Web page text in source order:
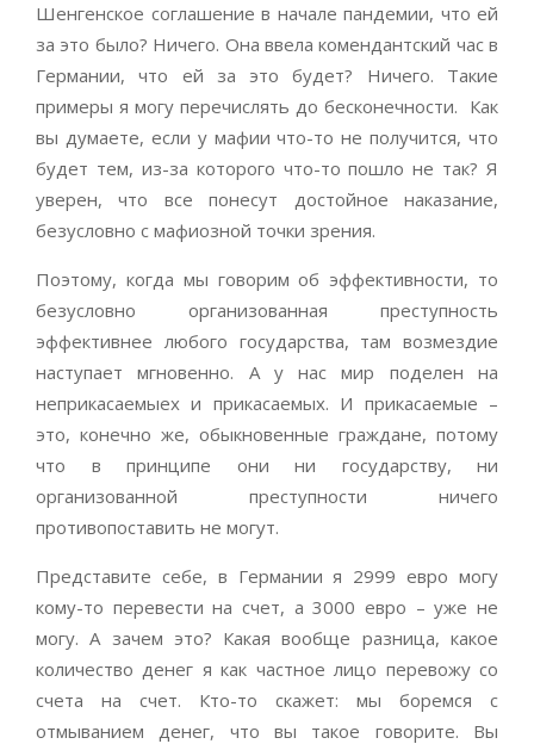
Шенгенское соглашение в начале пандемии, что ей
за это было? Ничего. Она ввела комендантский час в
Германии, что ей за это будет? Ничего. Такие
примеры я могу перечислять до бесконечности. Как
вы думаете, если у мафии что-то не получится, что
будет тем, из-за которого что-то пошло не так? Я
уверен, что все понесут достойное наказание,
безусловно с мафиозной точки зрения.
Поэтому, когда мы говорим об эффективности, то
безусловно организованная преступность
эффективнее любого государства, там возмездие
наступает мгновенно. А у нас мир поделен на
неприкасаемыех и прикасаемых. И прикасаемые –
это, конечно же, обыкновенные граждане, потому
что в принципе они ни государству, ни
организованной преступности ничего
противопоставить не могут.
Представите себе, в Германии я 2999 евро могу
кому-то перевести на счет, а 3000 евро – уже не
могу. А зачем это? Какая вообще разница, какое
количество денег я как частное лицо перевожу со
счета на счет. Кто-то скажет: мы боремся с
отмыванием денег, что вы такое говорите. Вы